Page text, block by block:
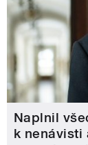
Naplnil
k nenávisti